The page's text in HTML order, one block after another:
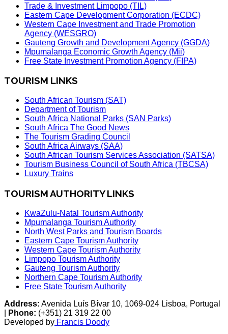
Trade & Investment Limpopo (TIL)
Eastern Cape Development Corporation (ECDC)
Western Cape Investment and Trade Promotion
Agency (WESGRO)
Gauteng Growth and Development Agency (GGDA)
Mpumalanga Economic Growth Agency (Mii)
Free State Investment Promotion Agency (FIPA)
TOURISM LINKS
South African Tourism (SAT)
Department of Tourism
South Africa National Parks (SAN Parks)
South Africa The Good News
The Tourism Grading Council
South Africa Airways (SAA)
South African Tourism Services Association (SATSA)
Tourism Business Council of South Africa (TBCSA)
Luxury Trains
TOURISM AUTHORITY LINKS
KwaZulu-Natal Tourism Authority
Mpumalanga Tourism Authority
North West Parks and Tourism Boards
Eastern Cape Tourism Authority
Western Cape Tourism Authority
Limpopo Tourism Authority
Gauteng Tourism Authority
Northern Cape Tourism Authority
Free State Tourism Authority
Address: Avenida Luís Bívar 10, 1069-024 Lisboa, Portugal
Phone: (+351) 21 319 22 00
Developed by Francis Doody